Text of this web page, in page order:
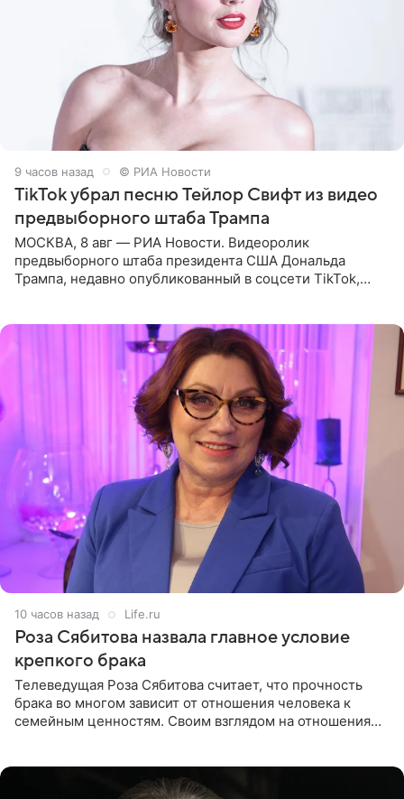
9 часов назад © РИА Новости
TikTok убрал песню Тейлор Свифт из видео
предвыборного штаба Трампа
МОСКВА, 8 авг — РИА Новости. Видеоролик
предвыборного штаба президента США Дональда
Трампа, недавно опубликованный в соцсети TikTok,
10 часов назад Life.ru
Роза Сябитова назвала главное условие
крепкого брака
Телеведущая Роза Сябитова считает, что прочность
брака во многом зависит от отношения человека к
семейным ценностям. Своим взглядом на отношения